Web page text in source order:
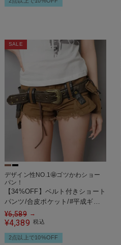
SALE
デザイン性NO.1🤩ゴツかわショー
パン！
【34%OFF】ベルト付きショート
パンツ/合皮ポケット/#平成ギャ
ル
¥6,589 →
¥4,389 税込
2点以上で10%OFF